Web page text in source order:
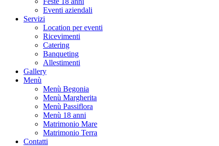
Eventi aziendali
Servizi
Location per eventi
Ricevimenti
Catering
Banqueting
Allestimenti
Gallery
Menù
Menù Begonia
Menù Margherita
Menù Passiflora
Menù 18 anni
Matrimonio Mare
Matrimonio Terra
Contatti